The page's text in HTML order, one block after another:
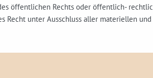
öffentlichen Rechts oder öffentlich-
unter Ausschluss aller materiellen